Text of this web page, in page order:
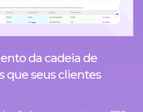
da cadeia de
que seus clientes